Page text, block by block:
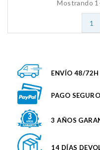
Mostrando
1
ENVÍO 48/72H
PAGO SEGURO
3 AÑOS
14 DÍAS